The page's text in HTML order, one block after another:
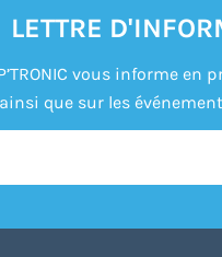
LETTRE
vous informe en
que sur les